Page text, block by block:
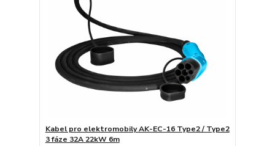
Kabel pro elektromobily AK-EC-16 Type2 / Type2
3 fáze 32A 22kW 6m